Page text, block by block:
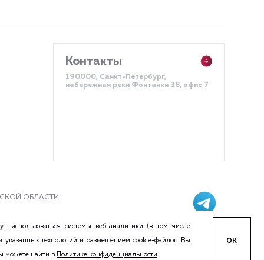
Контакты
190000, Санкт-Петербург,
набережная реки Фонтанки 38, офис 7
ОБЛАСТИ
Гражданского кодекса РФ. Копирование и воспроизведение
для удобства восприятия информации п.2 ст.437 ГК РФ.
использоваться системы веб-аналитики (в том числе
указанных технологий и размещением cookie-файлов. Вы
можете найти в Политике конфиденциальности
ОК